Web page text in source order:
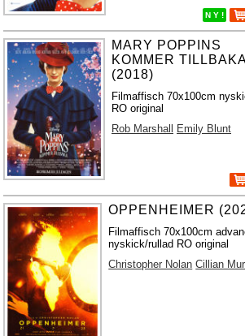
N Y !
MARY POPPINS
KOMMER
(2018)
Filmaffisch 70x100cm
RO original
Rob Marshall
Emily Blunt
OPPENHEIMER
Filmaffisch 70x100cm
nyskick/rullad RO original
Christopher Nolan Cillian